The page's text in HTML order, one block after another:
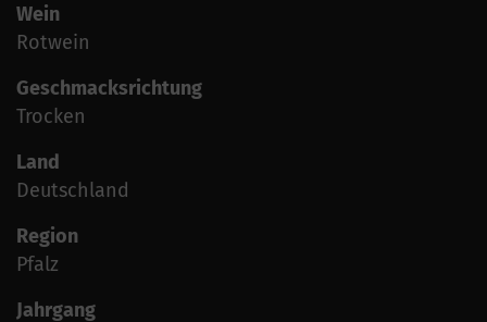
Wein
Rotwein
Geschmacksrichtung
Trocken
Land
Deutschland
Region
Pfalz
Jahrgang